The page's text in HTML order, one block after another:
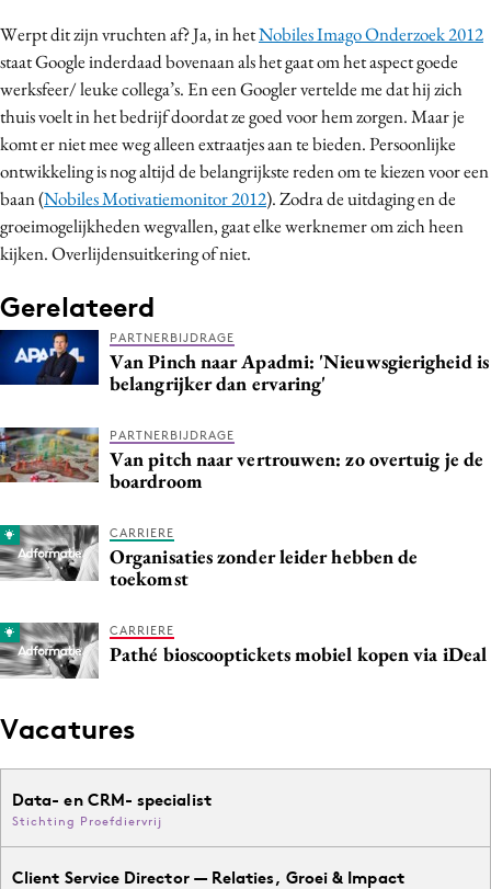
Werpt dit zijn vruchten af? Ja, in hetNobiles Imago Onderzoek 2012
staat Google inderdaad bovenaan als het gaat om het aspect goede
werksfeer/ leuke collega’s. En een Googler vertelde me dat hij zich
thuis voelt in het bedrijf doordat ze goed voor hem zorgen. Maar je
komt er niet mee weg alleen extraatjes aan te bieden. Persoonlijke
ontwikkeling is nog altijd de belangrijkste reden om te kiezen voor een
baan (Nobiles Motivatiemonitor 2012). Zodra de uitdaging en de
groeimogelijkheden wegvallen, gaat elke werknemer om zich heen
kijken. Overlijdensuitkering of niet.
Gerelateerd
PARTNERBIJDRAGE
Van Pinch naar Apadmi: 'Nieuwsgierigheid is
belangrijker dan ervaring'
PARTNERBIJDRAGE
Van pitch naar vertrouwen: zo overtuig je de
boardroom
CARRIERE
Organisaties zonder leider hebben de
toekomst
CARRIERE
Pathé bioscooptickets mobiel kopen via iDeal
Vacatures
Data- en CRM- specialist
Stichting Proefdiervrij
Client Service Director — Relaties, Groei & Impact